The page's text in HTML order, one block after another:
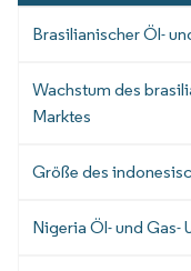
Brasilianischer Öl-
Wachstum des
Marktes
Größe des
Nigeria Öl- und Gas-